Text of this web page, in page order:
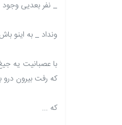
_ نفر بعدیی
ونداد _ به اینو
با عصبانیت یه
که رفت بیرون
که ...